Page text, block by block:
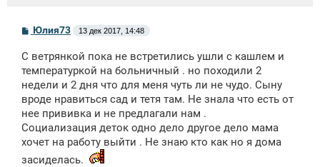
С
б
щ
н
и
Юлия73 13 дек 2017, 14:48
С ветрянкой пока не встретились ушли с кашлем и
температуркой на больничный . но походили 2
недели и 2 дня что для меня чуть ли не чудо. Сыну
вроде нравиться сад и тетя там. Не знала что есть от
нее прививка и не предлагали нам .
Социализация деток одно дело другое дело мама
хочет на работу выйти . Не знаю кто как но я дома
засиделась.